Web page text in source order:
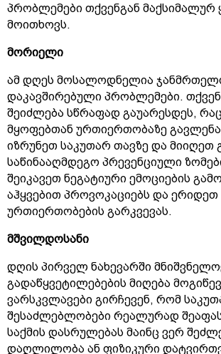
პრობლემები თქვენგან მაქსიმალურ
მოითხოვს.
მორიელი
ამ დღეს მოსალოდნელია
დაკავშირებული პრობლემები.
შეიძლება სწრაფად გაუარესდეს,
მყოფებთან ურთიერთობაზე
იზრუნეთ საკუთარ თავზე და მიიღეთ
საწინააღმდეგო პრევენციული
შეიკავეთ ნეგატიური ემოციების
აჰყვებით პროვოკაციებს და ერიდეთ
ურთიერთობების გარკვევას.
მშვილდოსანი
დღის პირველ ნახევარში
გადაწყვეტილებების მიღება
ვარსკვლავები გირჩევენ, რომ
შესაძლებლობები რეალურად
საქმის დასრულებას მაინც ვერ
დაღლილობა ან ფიზიკური